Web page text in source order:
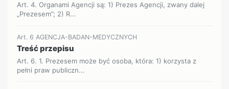
Art. 4. Organami Agencji są: 1) Prezes Agencji, zwany dalej
„Prezesem”; 2) R...
Art. 6 AGENCJA-BADAN-MEDYCZNYCH
Treść przepisu
Art. 6. 1. Prezesem może być osoba, która: 1) korzysta z
pełni praw publiczn...